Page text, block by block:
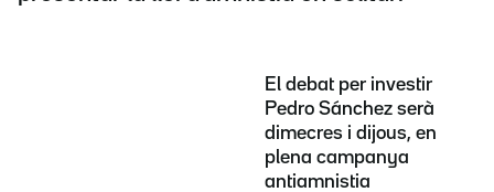
El debat per investir
Pedro Sánchez serà
dimecres i dijous, en
plena campanya
antiamnistia